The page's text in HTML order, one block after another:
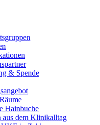
& Spende
Hainbuche
aus dem Klinikalltag